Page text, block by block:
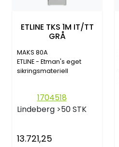
ETLINE TKS 1M IT/TT
GRÅ
MAKS 80A
ETLINE - Etman's eget
sikringsmateriell
1704518
Lindeberg >50 STK
13.721,25